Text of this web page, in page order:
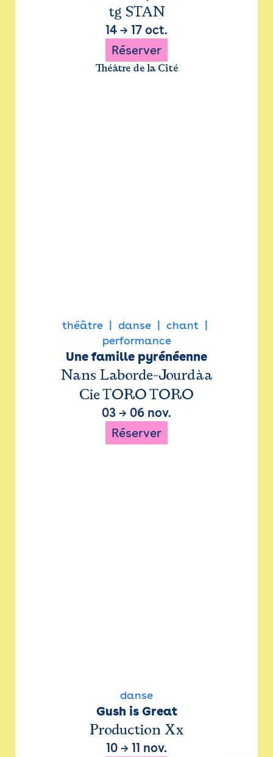
tg STAN
14 → 17 oct.
Réserver
Théâtre de la Cité
théâtre danse
chant
performance
Une famille pyrénéenne
Nans Laborde-Jourdàa
Cie TORO TORO
03 → 06 nov.
Réserver
danse
Gush is Great
Production Xx
10 → 11 nov.